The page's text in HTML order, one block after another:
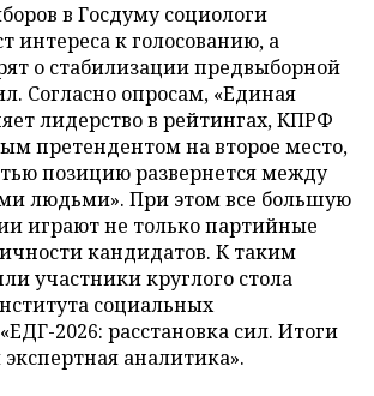
в Госдуму социологи
интереса к голосованию, а
о стабилизации предвыборной
Согласно опросам, «Единая
лидерство в рейтингах, КПРФ
претендентом на второе место,
позицию развернется между
людьми». При этом все большую
играют не только партийные
кандидатов. К таким
участники круглого стола
социальных
2026: расстановка сил. Итоги
аналитика».